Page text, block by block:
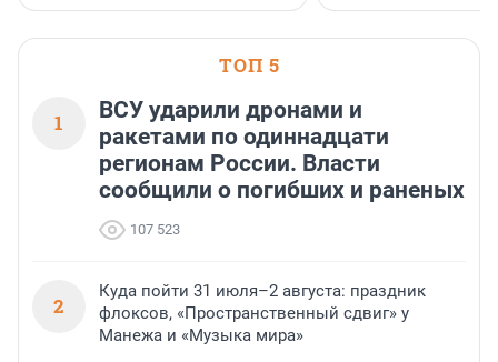
ТОП 5
1
ВСУ ударили дронами и
ракетами по одиннадцати
регионам России. Власти
сообщили о погибших и раненых
107 523
2
Куда пойти 31 июля–2 августа: праздник
флоксов, «Пространственный сдвиг» у
Манежа и «Музыка мира»